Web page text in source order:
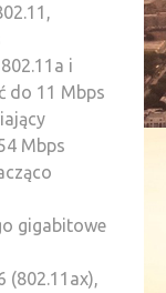
i
do 11 Mbps
Mbps
gigabitowe
(802.11ax),